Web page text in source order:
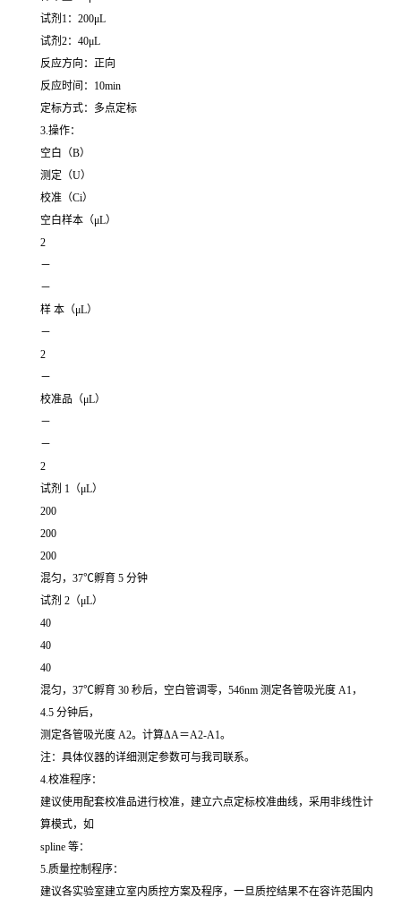
试剂1：200μL
试剂2：40μL
反应方向：正向
反应时间：10min
定标方式：多点定标
3.操作：
空白（B）
测定（U）
校准（Ci）
空白样本（μL）
2
－
－
样 本（μL）
－
2
－
校准品（μL）
－
－
2
试剂 1（μL）
200
200
200
混匀，37℃孵育 5 分钟
试剂 2（μL）
40
40
40
混匀，37℃孵育 30 秒后，空白管调零，546nm 测定各管吸光度 A1，
4.5 分钟后，
测定各管吸光度 A2。计算ΔA＝A2-A1。
注：具体仪器的详细测定参数可与我司联系。
4.校准程序：
建议使用配套校准品进行校准，建立六点定标校准曲线，采用非线性计
算模式，如
spline 等：
5.质量控制程序：
建议各实验室建立室内质控方案及程序，一旦质控结果不在容许范围内